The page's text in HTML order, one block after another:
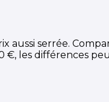
serrée.
€, les différences